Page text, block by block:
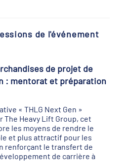
de l'événement
de projet de
: mentorat et préparation
« THLG Next Gen »
The Heavy Lift Group, cet
les moyens de rendre le
et plus attractif pour les
renforçant le transfert de
de carrière à